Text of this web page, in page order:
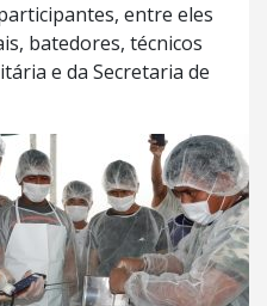
entre eles
batedores, técnicos
e da Secretaria de